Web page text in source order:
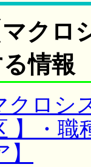
マク
情報
クロ
】・